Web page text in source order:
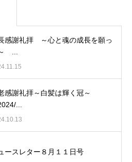
感謝礼拝 ～心と魂の成長を願っ
...
感謝礼拝～白髪は輝く冠～
...
ースレター８月１１日号